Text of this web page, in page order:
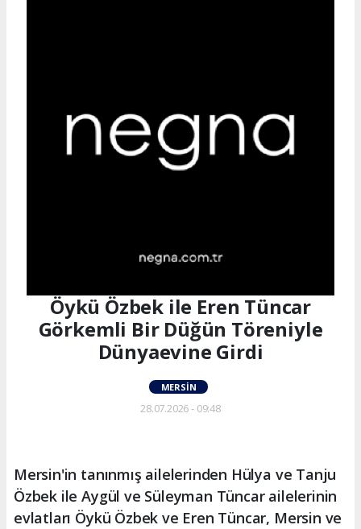
Öykü Özbek ile Eren Tüncar
Görkemli Bir Düğün Töreniyle
Dünyaevine Girdi
MERSIN
28.07.2026 - 09:48
Mersin'in tanınmış ailelerinden Hülya ve Tanju
Özbek ile Aygül ve Süleyman Tüncar ailelerinin
evlatları Öykü Özbek ve Eren Tüncar, Mersin ve